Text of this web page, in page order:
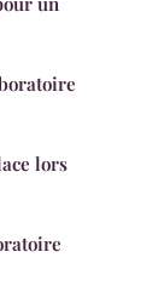
lors